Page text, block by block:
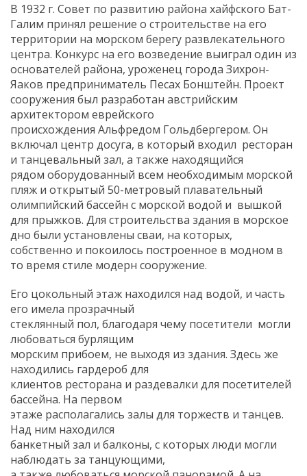
В 1932 г. Совет по развитию района хайфского Бат-
Галим принял решение о строительстве на его
территории на морском берегу развлекательного
центра. Конкурс на его возведение выиграл один из
основателей района, уроженец города Зихрон-
Яаков предприниматель Песах Бонштейн. Проект
сооружения был разработан австрийским
архитектором еврейского
происхождения Альфредом Гольдбергером. Он
включал центр досуга, в который входил ресторан
и танцевальный зал, а также находящийся
рядом оборудованный всем необходимым морской
пляж и открытый 50-метровый плавательный
олимпийский бассейн с морской водой и вышкой
для прыжков. Для строительства здания в морское
дно были установлены сваи, на которых,
собственно и покоилось построенное в модном в
то время стиле модерн сооружение.
Его цокольный этаж находился над водой, и часть
его имела прозрачный
стеклянный пол, благодаря чему посетители могли
любоваться бурлящим
морским прибоем, не выходя из здания. Здесь же
находились гардероб для
клиентов ресторана и раздевалки для посетителей
бассейна. На первом
этаже располагались залы для торжеств и танцев.
Над ним находился
банкетный зал и балконы, с которых люди могли
наблюдать за танцующими,